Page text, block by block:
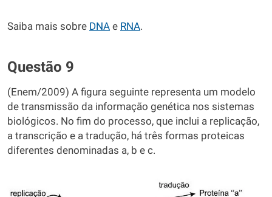
Saiba mais sobre DNA e RNA.
Questão 9
(Enem/2009) A figura seguinte representa um modelo
de transmissão da informação genética nos sistemas
biológicos. No fim do processo, que inclui a replicação,
a transcrição e a tradução, há três formas proteicas
diferentes denominadas a, b e c.